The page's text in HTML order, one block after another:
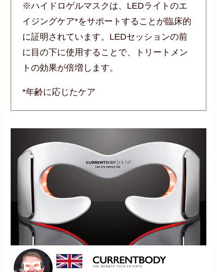
※ハイドロゲルマスクは、LEDライトのエ
イジングケア*をサポートすることが臨床的
に証明されています。LEDセッションの前
に目の下に使用することで、トリートメン
トの効果が倍増します。
*年齢に応じたケア